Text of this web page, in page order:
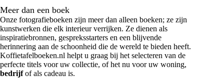
Meer dan een boek
Onze fotografieboeken zijn meer dan alleen boeken; ze zijn
kunstwerken die elk interieur verrijken. Ze dienen als
inspiratiebronnen, gespreksstarters en een blijvende
herinnering aan de schoonheid die de wereld te bieden heeft.
Koffietafelboeken.nl helpt u graag bij het selecteren van de
perfecte titels voor uw collectie, of het nu voor uw woning,
bedrijfof als cadeau is.